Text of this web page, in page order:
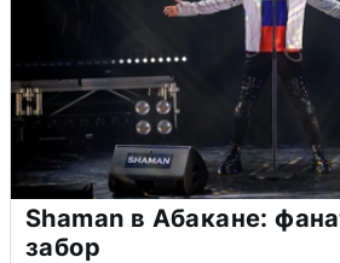
Shaman в Абакане:
забор